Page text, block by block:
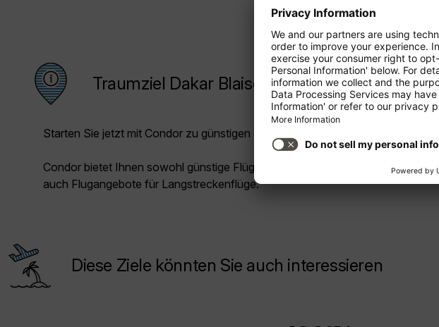
Traumziel Dakar Blaise Diagne International
Starten Sie jetzt mit Condor zu günstigen Preisen in Ihren Urlaub!
Condor bietet Ihnen sowohl günstige Flüge für die Kurz- und Mittelstrecke als
auch Flugangebote für Langstreckenflüge.
Diese Ziele könnten Sie auch interessieren